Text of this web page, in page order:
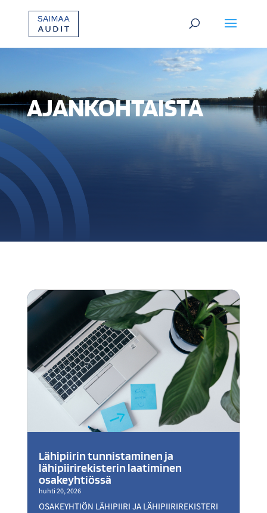
AJANKOHTAISTA
Lähipiirin tunnistaminen ja
lähipiirirekisterin laatiminen
osakeyhtiössä
huhti 20, 2026
OSAKEYHTIÖN LÄHIPIIRI JA LÄHIPIIRIREKISTERI